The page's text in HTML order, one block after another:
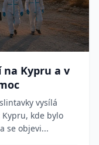
Kypru a v
vysílá
kde bylo
se objevi...